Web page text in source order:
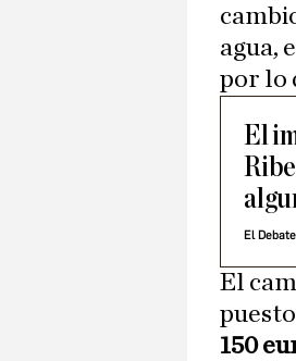
agua,
por lo
El
El Debate
El
150